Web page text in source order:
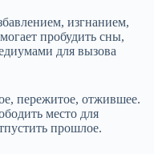
изгнанием,
пробудить сны,
для вызова
пережитое, отжившее.
место для
прошлое.